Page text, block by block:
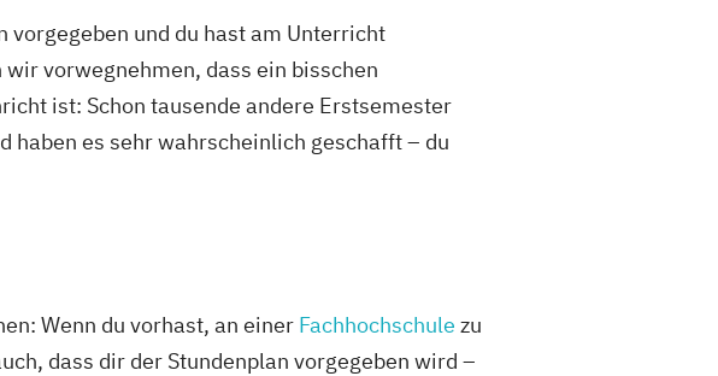
vorgegeben und du hast am Unterricht
vorwegnehmen, dass ein bisschen
ist: Schon tausende andere Erstsemester
haben es sehr wahrscheinlich geschafft – du
Wenn du vorhast, an einer Fachhochschule zu
dass dir der Stundenplan vorgegeben wird –